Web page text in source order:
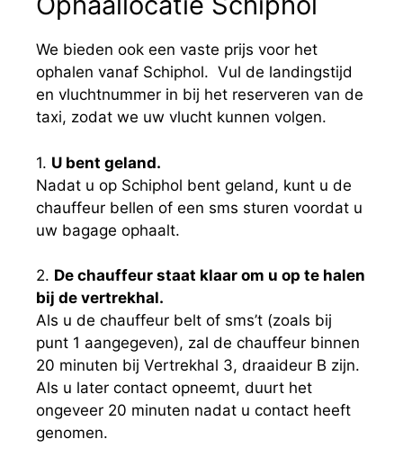
We bieden ook een vaste prijs voor het
ophalen vanaf Schiphol. Vul de landingstijd
en vluchtnummer in bij het reserveren van de
taxi, zodat we uw vlucht kunnen volgen.
1. U bent geland.
Nadat u op Schiphol bent geland, kunt u de
chauffeur bellen of een sms sturen voordat u
uw bagage ophaalt.
2. De chauffeur staat klaar om u op te halen
bij de vertrekhal.
Als u de chauffeur belt of sms’t (zoals bij
punt 1 aangegeven), zal de chauffeur binnen
20 minuten bij Vertrekhal 3, draaideur B zijn.
Als u later contact opneemt, duurt het
ongeveer 20 minuten nadat u contact heeft
genomen.